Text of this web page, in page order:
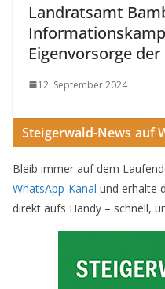
Landratsamt
Eigenvorsorge
12. September 2024
Steigerwald-News auf
Bleib immer auf dem
WhatsApp-Kanal und erhalte
direkt aufs Handy – schnell,